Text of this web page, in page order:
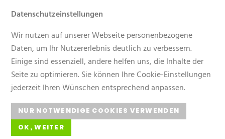
Gärtnerei Elsäßer
Datenschutzeinstellungen
Wir nutzen auf unserer Webseite personenbezogene
Daten, um Ihr Nutzererlebnis deutlich zu verbessern.
Einige sind essenziell, andere helfen uns, die Inhalte der
Seite zu optimieren. Sie können Ihre Cookie-Einstellungen
jederzeit Ihren Wünschen entsprechend anpassen.